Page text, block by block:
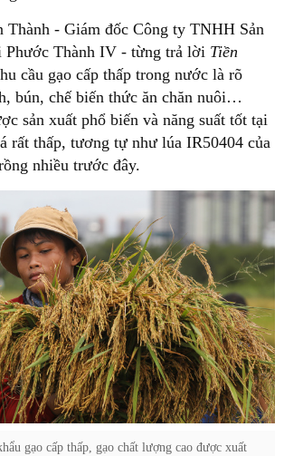
Thành - Giám đốc Công ty TNHH Sản
Phước Thành IV - từng trả lời Tiền
cầu gạo cấp thấp trong nước là rõ
bún, chế biến thức ăn chăn nuôi…
sản xuất phổ biến và năng suất tốt tại
rất thấp, tương tự như lúa IR50404 của
nhiều trước đây.
gạo cấp thấp, gạo chất lượng cao được xuất